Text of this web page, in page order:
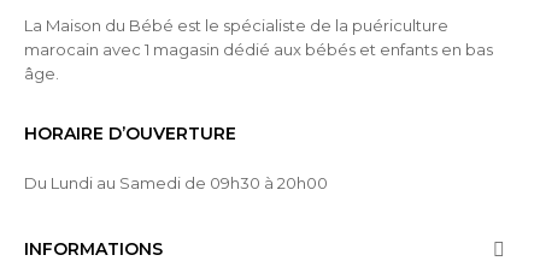
La Maison du Bébé est le spécialiste de la puériculture
marocain avec 1 magasin dédié aux bébés et enfants en bas
âge.
HORAIRE D’OUVERTURE
Du Lundi au Samedi de 09h30 à 20h00
INFORMATIONS 